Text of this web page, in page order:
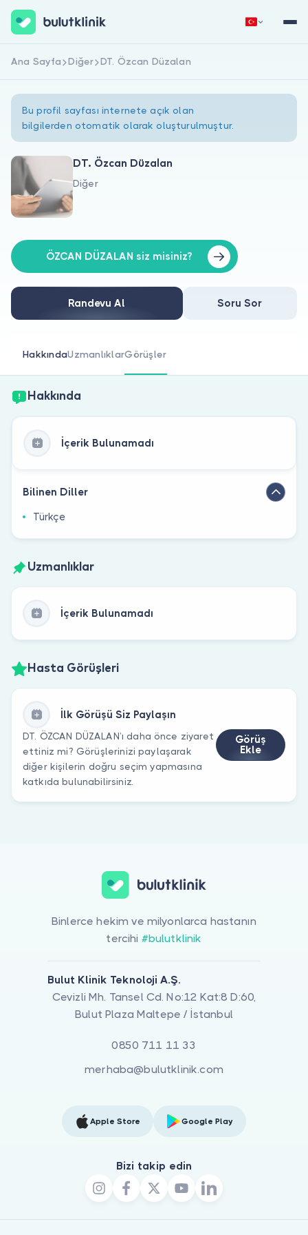
Hakkımızda
Doktorlar için
Doktor musunuz?
Hemen Kaydol
Ana Sayfa Diğer DT. Özcan Düzalan
Bu profil sayfası internete açık olan
bilgilerden otomatik olarak oluşturulmuştur.
DT. Özcan Düzalan
Diğer
ÖZCAN DÜZALAN siz misiniz?
Randevu Al Soru Sor
HakkındaUzmanlıklarGörüşler
Hakkında
İçerik Bulunamadı
Bilinen Diller
Türkçe
Uzmanlıklar
İçerik Bulunamadı
Hasta Görüşleri
İlk Görüşü Siz Paylaşın
DT. ÖZCAN DÜZALAN’ı daha önce ziyaret
ettiniz mi? Görüşlerinizi paylaşarak
diğer kişilerin doğru seçim yapmasına
katkıda bulunabilirsiniz.
Görüş
Ekle
Binlerce hekim ve milyonlarca hastanın
tercihi #bulutklinik
Bulut Klinik Teknoloji A.Ş.
Cevizli Mh. Tansel Cd. No:12 Kat:8 D:60,
Bulut Plaza Maltepe / İstanbul
0850 711 11 33
merhaba@bulutklinik.com
Apple Store Google Play
Bizi takip edin